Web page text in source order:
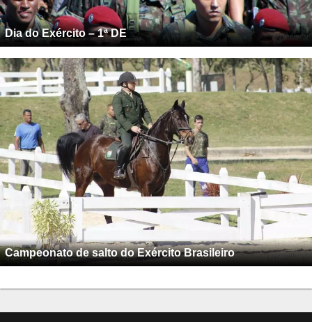
Campeonato de salto do Exército Brasileiro